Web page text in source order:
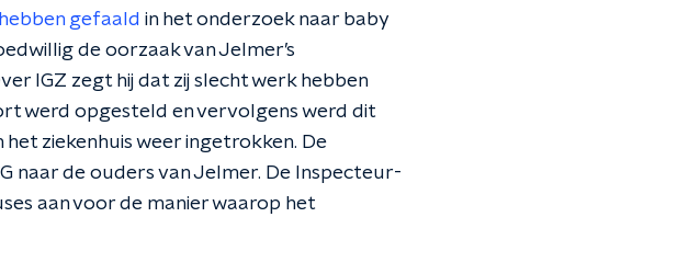
gefaald in het onderzoek naar baby
de oorzaak van Jelmer’s
IGZ zegt hij dat zij slecht werk hebben
werd opgesteld en vervolgens werd dit
ziekenhuis weer ingetrokken. De
naar de ouders van Jelmer. De Inspecteur-
aan voor de manier waarop het